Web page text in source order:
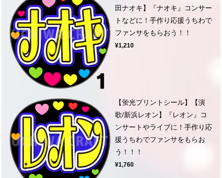
田ナオキ】『ナオキ』コンサー
トなどに！手作り応援うちわで
ファンサをもらおう！！
¥1,210
【蛍光プリントシール】【演
歌/新浜レオン】『レオン』コ
ンサートやライブに！手作り応
援うちわでファンサをもらお
う！！！
¥1,760